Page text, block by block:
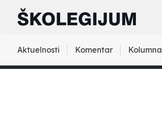
Aktuelnosti Komentar Kolumna